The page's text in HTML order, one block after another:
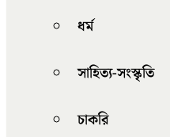
ধর্ম
সাহিত্য-সংস্কৃতি
চাকরি